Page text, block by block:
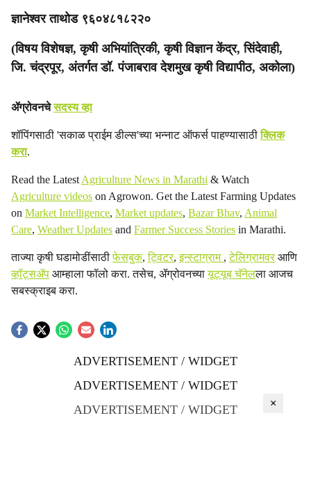
ज्ञानेश्वर ताथोड ९६०४८१८२२०
(विषय विशेषज्ञ, कृषी अभियांत्रिकी, कृषी विज्ञान केंद्र, सिंदेवाही,
जि. चंद्रपूर, अंतर्गत डॉ. पंजाबराव देशमुख कृषी विद्यापीठ, अकोला)
ॲग्रोवनचेसदस्य व्हा
शॉपिंगसाठी 'सकाळ प्राईम डील्स'च्या भन्नाट ऑफर्स पाहण्यासाठीक्लिक
करा.
Read the Latest Agriculture News in Marathi & Watch
Agriculture videos on Agrowon. Get the Latest Farming Updates
on Market Intelligence, Market updates, Bazar Bhav, Animal
Care, Weather Updates and Farmer Success Stories in Marathi.
ताज्या कृषी घडामोडींसाठीफेसबुक,ट्विटर,इन्स्टाग्राम ,टेलिग्रामवरआणि
व्हॉट्सॲप आम्हाला फॉलो करा. तसेच, ॲग्रोवनच्यायूट्यूब चॅनेलला आजच
सबस्क्राइब करा.
ADVERTISEMENT / WIDGET
ADVERTISEMENT / WIDGET
ADVERTISEMENT / WIDGET
×